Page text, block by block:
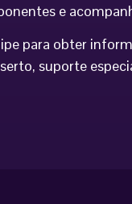
e
para obter
suporte